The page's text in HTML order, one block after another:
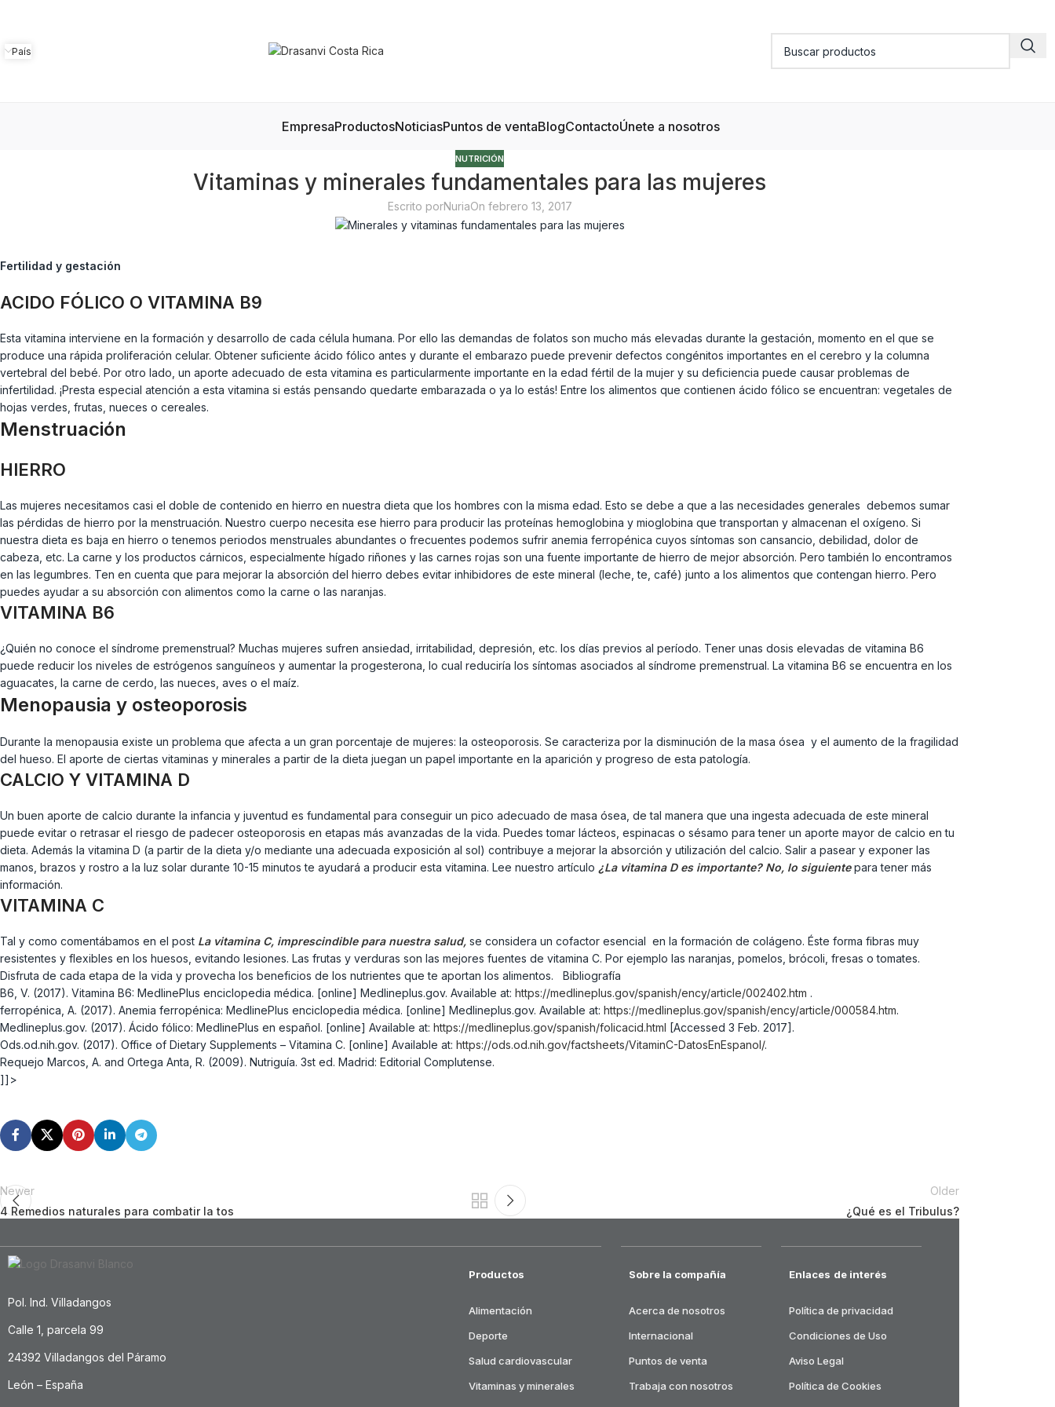
País
EmpresaProductosNoticiasPuntos de ventaBlogContactoÚnete a nosotros
NUTRICIÓN
Vitaminas y minerales fundamentales para las mujeres
Escrito porNuriaOn febrero 13, 2017
Fertilidad y gestación
ACIDO FÓLICO O VITAMINA B9
Esta vitamina interviene en la formación y desarrollo de cada célula humana. Por ello las demandas de folatos son mucho más elevadas durante la gestación, momento en el que se
produce una rápida proliferación celular. Obtener suficiente ácido fólico antes y durante el embarazo puede prevenir defectos congénitos importantes en el cerebro y la columna
vertebral del bebé. Por otro lado, un aporte adecuado de esta vitamina es particularmente importante en la edad fértil de la mujer y su deficiencia puede causar problemas de
infertilidad. ¡Presta especial atención a esta vitamina si estás pensando quedarte embarazada o ya lo estás! Entre los alimentos que contienen ácido fólico se encuentran: vegetales de
hojas verdes, frutas, nueces o cereales.
Menstruación
HIERRO
Las mujeres necesitamos casi el doble de contenido en hierro en nuestra dieta que los hombres con la misma edad. Esto se debe a que a las necesidades generales debemos sumar
las pérdidas de hierro por la menstruación. Nuestro cuerpo necesita ese hierro para producir las proteínas hemoglobina y mioglobina que transportan y almacenan el oxígeno. Si
nuestra dieta es baja en hierro o tenemos periodos menstruales abundantes o frecuentes podemos sufrir anemia ferropénica cuyos síntomas son cansancio, debilidad, dolor de
cabeza, etc. La carne y los productos cárnicos, especialmente hígado riñones y las carnes rojas son una fuente importante de hierro de mejor absorción. Pero también lo encontramos
en las legumbres. Ten en cuenta que para mejorar la absorción del hierro debes evitar inhibidores de este mineral (leche, te, café) junto a los alimentos que contengan hierro. Pero
puedes ayudar a su absorción con alimentos como la carne o las naranjas.
VITAMINA B6
¿Quién no conoce el síndrome premenstrual? Muchas mujeres sufren ansiedad, irritabilidad, depresión, etc. los días previos al período. Tener unas dosis elevadas de vitamina B6
puede reducir los niveles de estrógenos sanguíneos y aumentar la progesterona, lo cual reduciría los síntomas asociados al síndrome premenstrual. La vitamina B6 se encuentra en los
aguacates, la carne de cerdo, las nueces, aves o el maíz.
Menopausia y osteoporosis
Durante la menopausia existe un problema que afecta a un gran porcentaje de mujeres: la osteoporosis. Se caracteriza por la disminución de la masa ósea y el aumento de la fragilidad
del hueso. El aporte de ciertas vitaminas y minerales a partir de la dieta juegan un papel importante en la aparición y progreso de esta patología.
CALCIO Y VITAMINA D
Un buen aporte de calcio durante la infancia y juventud es fundamental para conseguir un pico adecuado de masa ósea, de tal manera que una ingesta adecuada de este mineral
puede evitar o retrasar el riesgo de padecer osteoporosis en etapas más avanzadas de la vida. Puedes tomar lácteos, espinacas o sésamo para tener un aporte mayor de calcio en tu
dieta. Además la vitamina D (a partir de la dieta y/o mediante una adecuada exposición al sol) contribuye a mejorar la absorción y utilización del calcio. Salir a pasear y exponer las
manos, brazos y rostro a la luz solar durante 10-15 minutos te ayudará a producir esta vitamina. Lee nuestro artículo ¿La vitamina D es importante? No, lo siguiente para tener más
información.
VITAMINA C
Tal y como comentábamos en el post La vitamina C, imprescindible para nuestra salud, se considera un cofactor esencial en la formación de colágeno. Éste forma fibras muy
resistentes y flexibles en los huesos, evitando lesiones. Las frutas y verduras son las mejores fuentes de vitamina C. Por ejemplo las naranjas, pomelos, brócoli, fresas o tomates.
Disfruta de cada etapa de la vida y provecha los beneficios de los nutrientes que te aportan los alimentos. Bibliografía
B6, V. (2017). Vitamina B6: MedlinePlus enciclopedia médica. [online] Medlineplus.gov. Available at: https://medlineplus.gov/spanish/ency/article/002402.htm .
ferropénica, A. (2017). Anemia ferropénica: MedlinePlus enciclopedia médica. [online] Medlineplus.gov. Available at: https://medlineplus.gov/spanish/ency/article/000584.htm.
Medlineplus.gov. (2017). Ácido fólico: MedlinePlus en español. [online] Available at: https://medlineplus.gov/spanish/folicacid.html [Accessed 3 Feb. 2017].
Ods.od.nih.gov. (2017). Office of Dietary Supplements – Vitamina C. [online] Available at: https://ods.od.nih.gov/factsheets/VitaminC-DatosEnEspanol/.
Requejo Marcos, A. and Ortega Anta, R. (2009). Nutriguía. 3st ed. Madrid: Editorial Complutense.
]]>
Newer
4 Remedios naturales para combatir la tos
Older
¿Qué es el Tribulus?
Pol. Ind. Villadangos
Calle 1, parcela 99
24392 Villadangos del Páramo
León – España
Productos
Alimentación
Deporte
Salud cardiovascular
Vitaminas y minerales
Sobre la compañía
Acerca de nosotros
Internacional
Puntos de venta
Trabaja con nosotros
Enlaces de interés
Política de privacidad
Condiciones de Uso
Aviso Legal
Política de Cookies